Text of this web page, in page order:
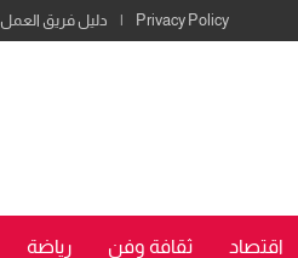
Privacy Policy دليل فريق العمل
اقتصاد ثقافة وفن رياضة